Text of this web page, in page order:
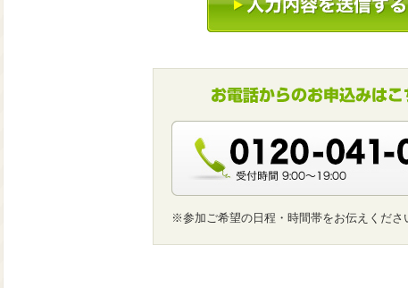
※参加ご希望の日程・時間帯をお伝えくださ